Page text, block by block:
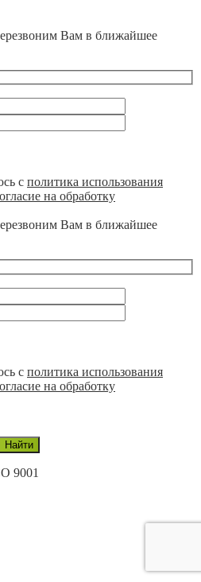
Вам в ближайшее
с политика использования
на обработку
Вам в ближайшее
с политика использования
на обработку
9001